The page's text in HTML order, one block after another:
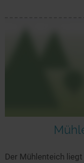
Der Mühlenteich